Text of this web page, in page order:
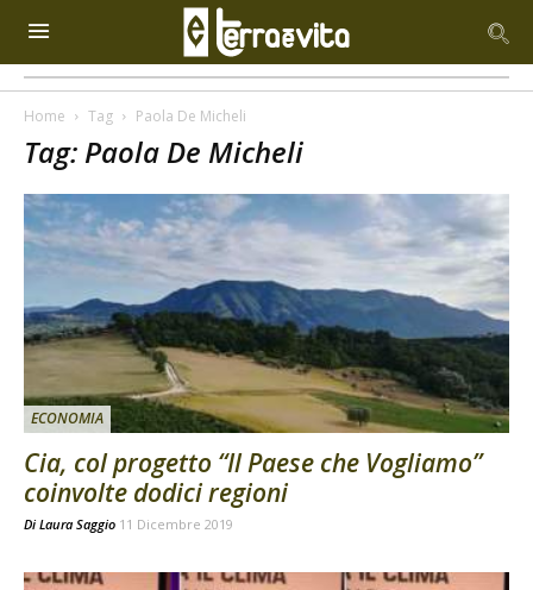
Home Tag Paola De Micheli
Tag: Paola De Micheli
ECONOMIA
Cia, col progetto “Il Paese che Vogliamo”
coinvolte dodici regioni
Di Laura Saggio 11 Dicembre 2019